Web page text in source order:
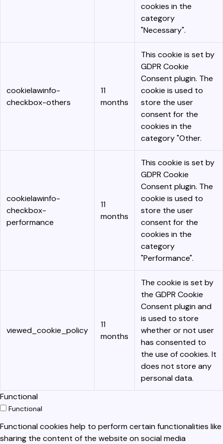
cookies in the
category
"Necessary".
cookielawinfo-
checkbox-others
11
months
This cookie is set by
GDPR Cookie
Consent plugin. The
cookie is used to
store the user
consent for the
cookies in the
category "Other.
cookielawinfo-
checkbox-
performance
11
months
This cookie is set by
GDPR Cookie
Consent plugin. The
cookie is used to
store the user
consent for the
cookies in the
category
"Performance".
viewed_cookie_policy
11
months
The cookie is set by
the GDPR Cookie
Consent plugin and
is used to store
whether or not user
has consented to
the use of cookies. It
does not store any
personal data.
Functional
Functional
Functional cookies help to perform certain functionalities like
sharing the content of the website on social media